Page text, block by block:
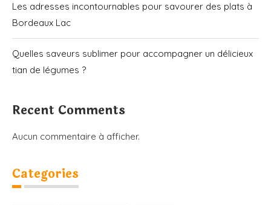
Les adresses incontournables pour savourer des plats à
Bordeaux Lac
Quelles saveurs sublimer pour accompagner un délicieux
tian de légumes ?
Recent Comments
Aucun commentaire à afficher.
Categories